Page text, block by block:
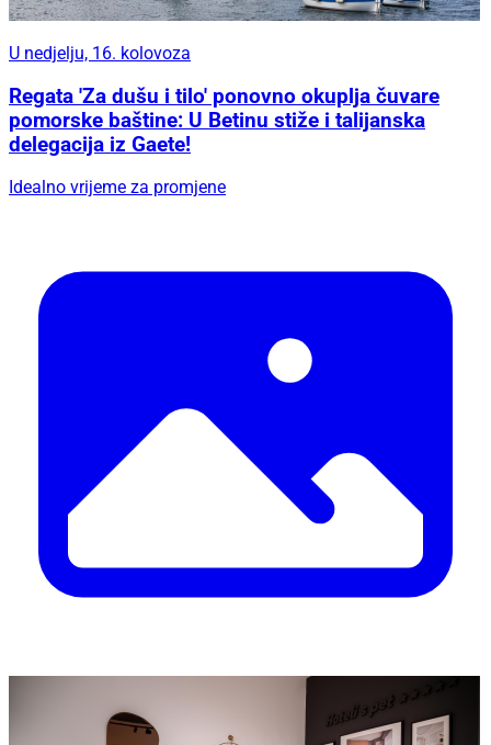
U nedjelju, 16. kolovoza
Regata 'Za dušu i tilo' ponovno okuplja čuvare
pomorske baštine: U Betinu stiže i talijanska
delegacija iz Gaete!
Idealno vrijeme za promjene